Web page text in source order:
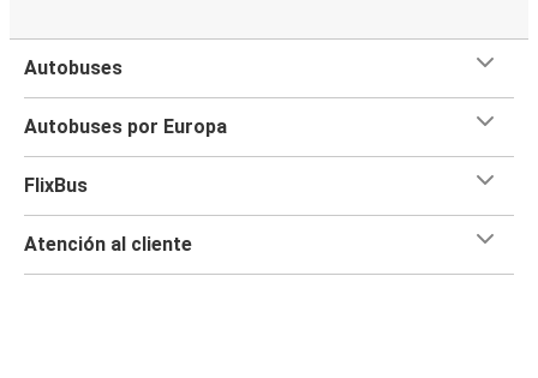
Autobuses
Autobuses por Europa
FlixBus
Atención al cliente